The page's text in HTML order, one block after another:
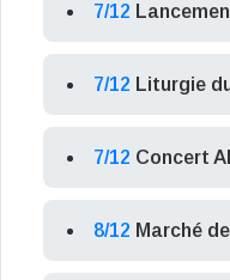
7/12
7/12 Liturgie
7/12 Concert
8/12 Marché